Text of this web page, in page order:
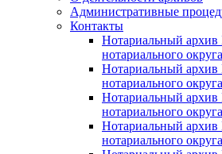
Административные
Контакты
Нотариальный архив
нотариального округа
Нотариальный архив
нотариального округа
Нотариальный архив
нотариального округа
Нотариальный архив
нотариального округа